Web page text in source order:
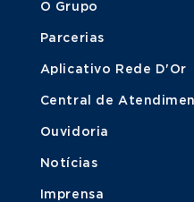
O Grupo
Parcerias
Aplicativo Rede D'Or
Central de
Ouvidoria
Notícias
Imprensa